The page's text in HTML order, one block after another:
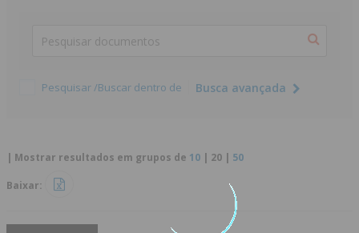
Pesquisar /Buscar dentro de Busca avançada
| Mostrar resultados em grupos de 10 | 20 | 50
Baixar: